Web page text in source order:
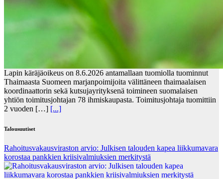
Lapin käräjäoikeus on 8.6.2026 antamallaan tuomiolla tuominnut
Thaimaasta Suomeen marjanpoimijoita välittäneen thaimaalaisen
koordinaattorin sekä kutsujayrityksenä toimineen suomalaisen
yhtiön toimitusjohtajan 78 ihmiskaupasta. Toimitusjohtaja tuomittiin
2 vuoden […] [...]
Talousuutiset
Rahoitusvakausviraston arvio: Julkisen talouden kapea liikkumavara
korostaa pankkien kriisivalmiuksien merkitystä